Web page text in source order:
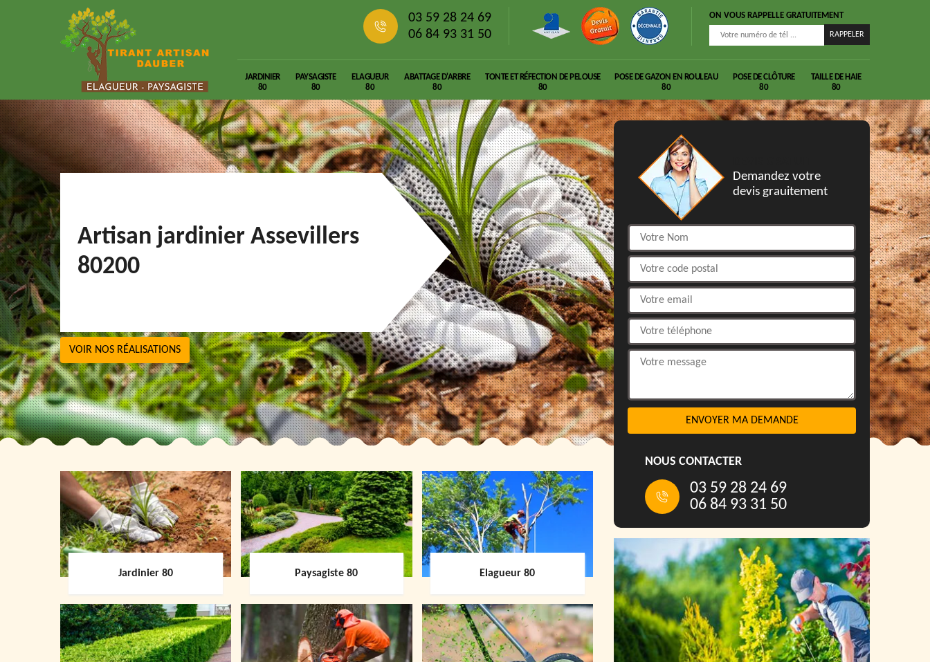
03 59 28 24 69
06 84 93 31 50
ON VOUS RAPPELLE GRATUITEMENT
JARDINIER
80
PAYSAGISTE
80
ELAGUEUR
80
ABATTAGE D'ARBRE
80
TONTE ET RÉFECTION DE PELOUSE
80
POSE DE GAZON EN ROULEAU
80
POSE DE CLÔTURE
80
TAILLE DE HAIE
80
Artisan jardinier Assevillers
80200
VOIR NOS RÉALISATIONS
Jardinier 80 Paysagiste 80 Elagueur 80
Demandez votre
devis grauitement
NOUS CONTACTER
03 59 28 24 69
06 84 93 31 50